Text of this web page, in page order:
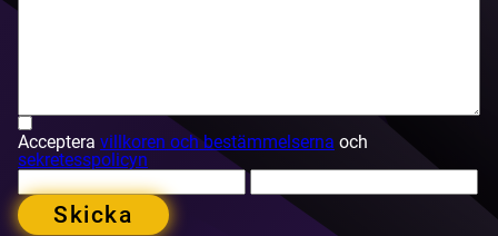
Acceptera villkoren och bestämmelserna och
sekretesspolicyn
Skicka